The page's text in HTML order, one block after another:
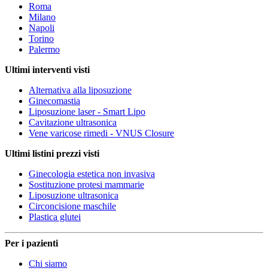
Roma
Milano
Napoli
Torino
Palermo
Ultimi interventi visti
Alternativa alla liposuzione
Ginecomastia
Liposuzione laser - Smart Lipo
Cavitazione ultrasonica
Vene varicose rimedi - VNUS Closure
Ultimi listini prezzi visti
Ginecologia estetica non invasiva
Sostituzione protesi mammarie
Liposuzione ultrasonica
Circoncisione maschile
Plastica glutei
Per i pazienti
Chi siamo